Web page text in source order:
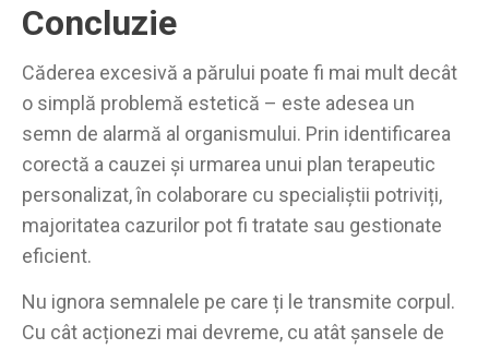
Concluzie
Căderea excesivă a părului poate fi mai mult decât
o simplă problemă estetică – este adesea un
semn de alarmă al organismului. Prin identificarea
corectă a cauzei și urmarea unui plan terapeutic
personalizat, în colaborare cu specialiștii potriviți,
majoritatea cazurilor pot fi tratate sau gestionate
eficient.
Nu ignora semnalele pe care ți le transmite corpul.
Cu cât acționezi mai devreme, cu atât șansele de